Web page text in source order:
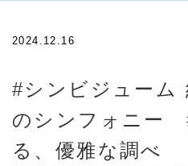
2024.12.16
#シンビジューム
のシンフォニー
る、優雅な調べ